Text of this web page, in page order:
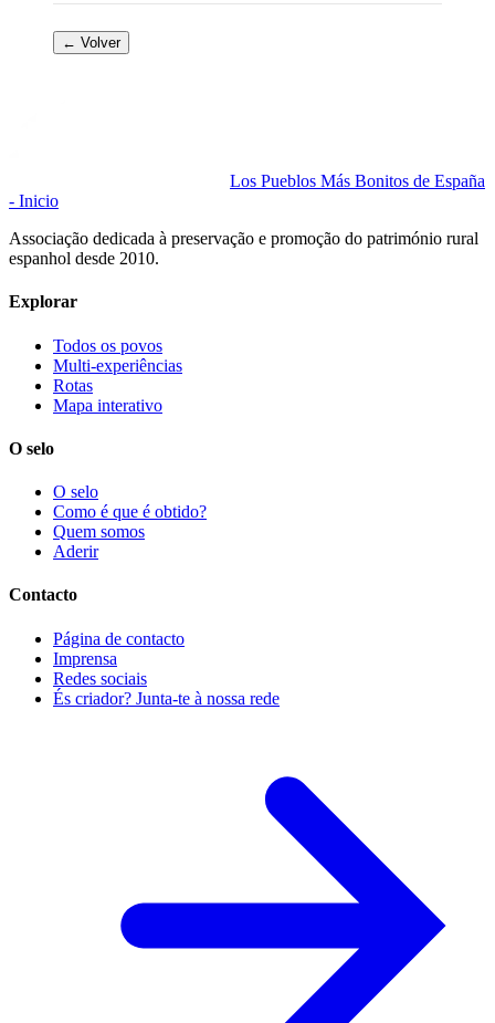
← Volver
Los Pueblos Más Bonitos de España
- Inicio
Associação dedicada à preservação e promoção do património rural
espanhol desde 2010.
Explorar
Todos os povos
Multi-experiências
Rotas
Mapa interativo
O selo
O selo
Como é que é obtido?
Quem somos
Aderir
Contacto
Página de contacto
Imprensa
Redes sociais
És criador? Junta-te à nossa rede